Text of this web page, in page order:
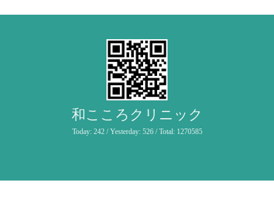
和こころクリニック
Today: 242/ Yesterday: 526/ Total: 1270585